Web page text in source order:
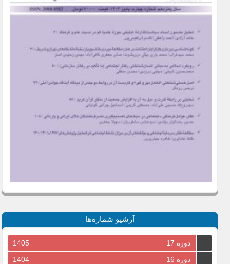
آرشیو شماره‌ها
دوره 17
1405
دوره 16
1404